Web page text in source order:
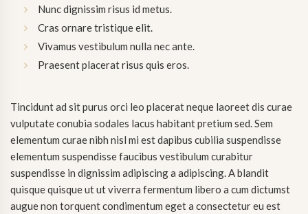
Nunc dignissim risus id metus.
Cras ornare tristique elit.
Vivamus vestibulum nulla nec ante.
Praesent placerat risus quis eros.
Tincidunt ad sit purus orci leo placerat neque laoreet dis curae
vulputate conubia sodales lacus habitant pretium sed. Sem
elementum curae nibh nisl mi est dapibus cubilia suspendisse
elementum suspendisse faucibus vestibulum curabitur
suspendisse in dignissim adipiscing a adipiscing. A blandit
quisque quisque ut ut viverra fermentum libero a cum dictumst
augue non torquent condimentum eget a consectetur eu est